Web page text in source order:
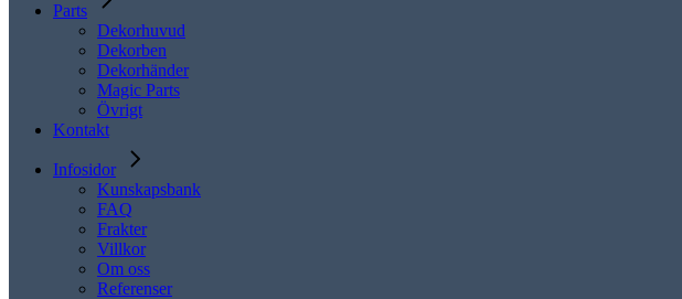
Parts
Dekorhuvud
Dekorben
Dekorhänder
Magic Parts
Övrigt
Kontakt
Infosidor
Kunskapsbank
FAQ
Frakter
Villkor
Om oss
Referenser